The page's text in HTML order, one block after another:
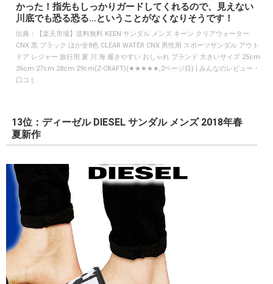
かった！指先もしっかりガードしてくれるので、見えない
川底でも恐る恐る…ということがなくなりそうです！
出典：
【楽天市場】送料無料 KEEN サンダル メンズ キーン クリアウォーター
CNX 黒 ブラック ほか全8色 CLEAR WATER CNX 男性用 スポーツサンダル アウト
ドア レジャー 旅行用 夏 川 海 履きやすい おしゃれ ブランド 大きいサイズ 25cm
26cm 27cm 28cm 29cm(Z-CRAFT)(★★★★★,2ページ目) | みんなのレビュー・
口コミ
13位：ディーゼル DIESEL サンダル メンズ 2018年春
夏新作